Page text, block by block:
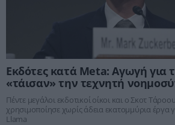
Εκδότες κατά Meta: Αγωγή για
«τάισαν» την τεχνητή
Πέντε μεγάλοι εκδοτικοί οίκοι και ο Σκοτ
χρησιμοποίησε χωρίς άδεια εκατομμύρια έργα
Llama